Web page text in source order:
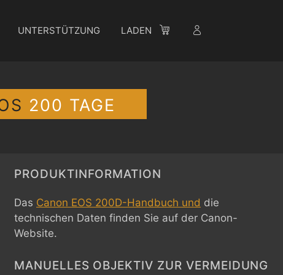
UNTERSTÜTZUNG LADEN
200 TAGE
PRODUKTINFORMATION
Das Canon EOS 200D-Handbuch und die
technischen Daten finden Sie auf der Canon-
Website.
MANUELLES OBJEKTIV ZUR VERMEIDUNG